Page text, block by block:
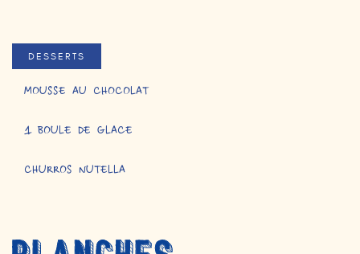
DESSERTS
MOUSSE AU CHOCOLAT
1 BOULE DE GLACE
CHURROS NUTELLA